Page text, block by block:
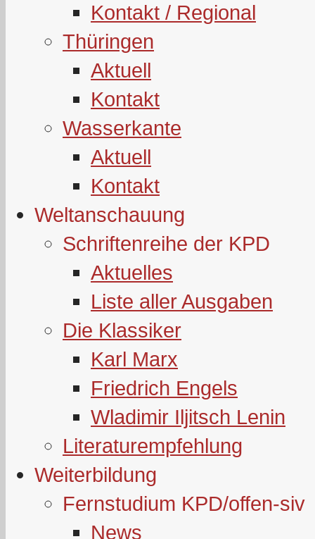
Kontakt / Regional
Thüringen
Aktuell
Kontakt
Wasserkante
Aktuell
Kontakt
Weltanschauung
Schriftenreihe der KPD
Aktuelles
Liste aller Ausgaben
Die Klassiker
Karl Marx
Friedrich Engels
Wladimir Iljitsch Lenin
Literaturempfehlung
Weiterbildung
Fernstudium KPD/offen-siv
News